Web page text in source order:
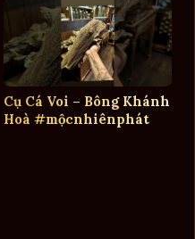
Cụ Cá Voi – Bông Khánh
Hoà #mộcnhiênphát